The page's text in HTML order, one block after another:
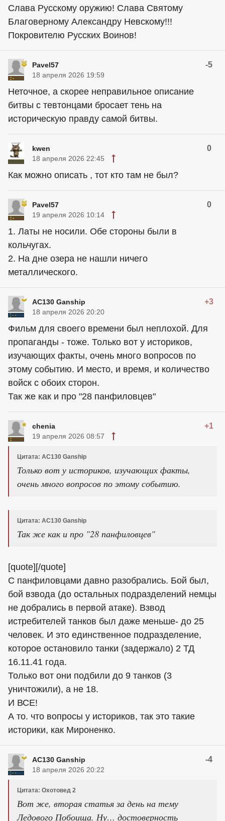
Слава Русскому оружию! Слава Святому
Благоверному Александру Невскому!!!
Покровителю Русских Воинов!
Pavel57 -5
18 апреля 2026 19:59
Неточное, а скорее неправильное описание
битвы с тевтонцами бросает тень на
историческую правду самой битвы.
kwen 0
18 апреля 2026 22:45
Как можно описать , тот кто там не был?
Pavel57 0
19 апреля 2026 10:14
1. Латы не носили. Обе стороны были в
кольчугах.
2. На дне озера не нашли ничего
металлического.
AC130 Ganship +3
18 апреля 2026 20:20
Фильм для своего времени был неплохой. Для
пропаганды - тоже. Только вот у историков,
изучающих факты, очень много вопросов по
этому событию. И место, и время, и количество
войск с обоих сторон.
Так же как и про "28 панфиловцев"
chenia +1
19 апреля 2026 08:57
Цитата: AC130 Ganship
Только вот у историков, изучающих факты,
очень много вопросов по этому событию.
Цитата: AC130 Ganship
Так же как и про "28 панфиловцев"
[quote][/quote]
С панфиловцами давно разобрались. Бой был,
бой взвода (до остальных подразделений немцы
не добрались в первой атаке). Взвод
истребителей танков был даже меньше- до 25
человек. И это единственное подразделение,
которое остановило танки (задержало) 2 ТД
16.11.41 года.
Только вот они подбили до 9 танков (3
уничтожили), а не 18.
И ВСЕ!
А то. что вопросы у историков, так это такие
историки, как Мироненко.
AC130 Ganship -4
18 апреля 2026 20:22
Цитата: Охотовед 2
Вот же, вторая статья за день на тему
Ледового Побоища. Ну… достоверность